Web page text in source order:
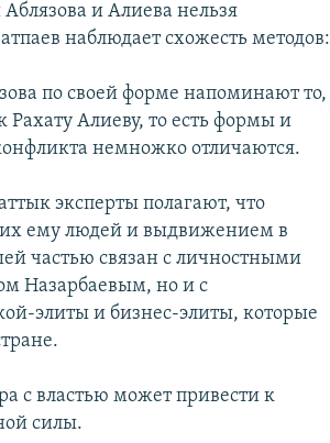
и Алиева нельзя
наблюдает схожесть методов:
по своей форме напоминают то,
Алиеву, то есть формы и
немножко отличаются.
эксперты полагают, что
ему людей и выдвижением в
частью связан с личностными
Назарбаевым, но и с
элиты и бизнес-элиты, которые
с властью может привести к
силы.